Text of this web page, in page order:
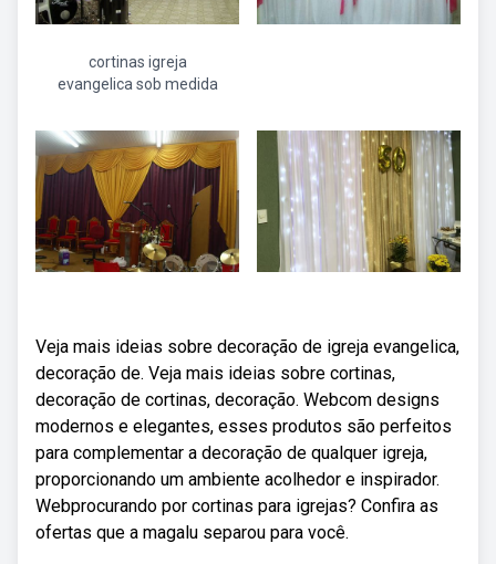
cortinas igreja
evangelica sob medida
Veja mais ideias sobre decoração de igreja evangelica,
decoração de. Veja mais ideias sobre cortinas,
decoração de cortinas, decoração. Webcom designs
modernos e elegantes, esses produtos são perfeitos
para complementar a decoração de qualquer igreja,
proporcionando um ambiente acolhedor e inspirador.
Webprocurando por cortinas para igrejas? Confira as
ofertas que a magalu separou para você.